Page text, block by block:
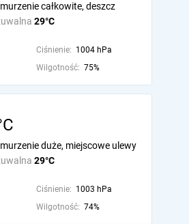
29°C
całkowite, deszcz
Ciśnienie: 1004 hPa
Wilgotność: 75%
29°C
duże, miejscowe ulewy
Ciśnienie: 1003 hPa
Wilgotność: 74%